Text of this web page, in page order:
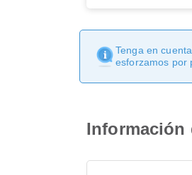
Tenga en
esforzamos por
Información